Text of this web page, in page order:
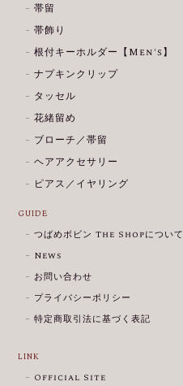
帯留
帯飾り
根付キーホルダー【Men's】
ナプキンクリップ
タッセル
花緒留め
ブローチ／帯留
ヘアアクセサリー
ピアス／イヤリング
GUIDE
つばめボビン The Shopについて
News
お問い合わせ
プライバシーポリシー
特定商取引法に基づく表記
LINK
Official Site